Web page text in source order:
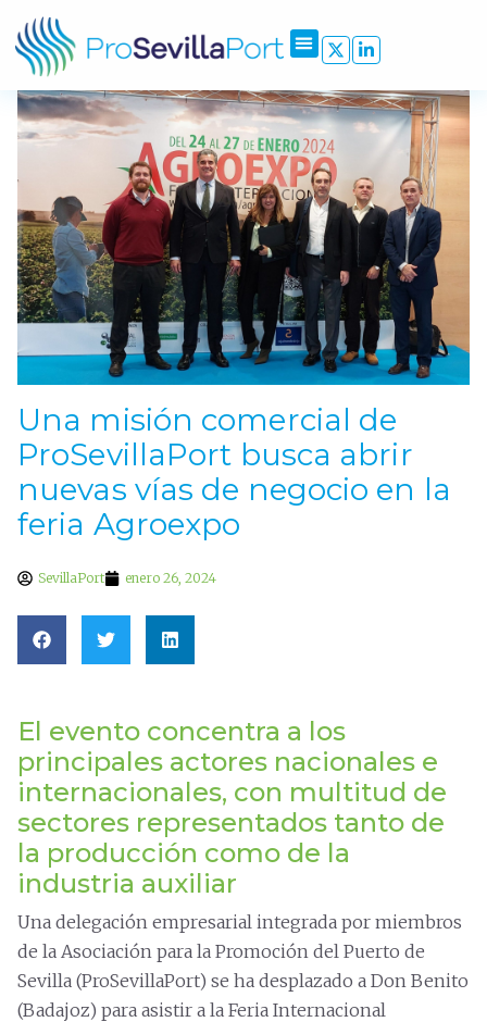
Una misión comercial de
ProSevillaPort busca abrir
nuevas vías de negocio en la
feria Agroexpo
SevillaPort enero 26, 2024
El evento concentra a los
principales actores nacionales e
internacionales, con multitud de
sectores representados tanto de
la producción como de la
industria auxiliar
Una delegación empresarial integrada por miembros
de la Asociación para la Promoción del Puerto de
Sevilla (ProSevillaPort) se ha desplazado a Don Benito
(Badajoz) para asistir a la Feria Internacional